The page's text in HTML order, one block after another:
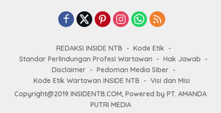
REDAKSI INSIDE NTB
Kode Etik
Standar Perlindungan Profesi Wartawan
Hak Jawab
Disclaimer
Pedoman Media Siber
Kode Etik Wartawan INSIDE NTB
Visi dan Misi
Copyright@2019 INSIDENTB.COM, Powered by PT. AMANDA
PUTRI MEDIA